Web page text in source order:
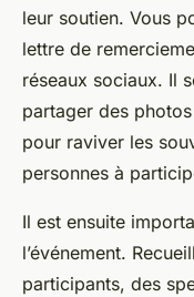
leur soutien. Vous
lettre de
réseaux sociaux. Il
partager des
pour raviver les
personnes à
Il est ensuite
l’événement.
participants, des